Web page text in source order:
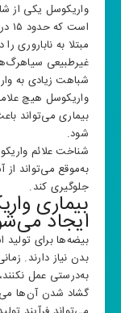
واریکوسل یکی از
مبتلا به ناباروری
غیرطبیعی
شباهت زیادی به
واریکوسل هیچ
بیماری می‌تواند
شود.
شناخت علائم
به‌موقع می‌تواند
جلوگیری کند.
بیماری
ایجاد
بیضه‌ها برای تولید
بدن نیاز دارند.
به‌درستی عمل
گشاد شدن آن‌ها